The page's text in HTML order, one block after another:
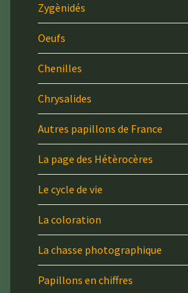
Zygènidés
Oeufs
Chenilles
Chrysalides
Autres papillons de France
La page des Hétèrocères
Le cycle de vie
La coloration
La chasse photographique
Papillons en chiffres